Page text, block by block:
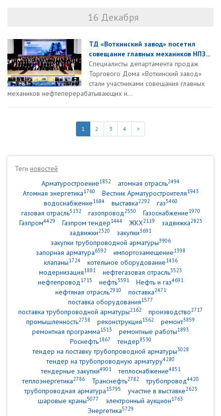
16 Декабря
ТД «Воткинский завод» посетил
совещание главных механиков НПЗ...
Специалисты департамента продаж
Торгового Дома «Воткинский завод»
стали участниками совещания главных
механиков нефтеперерабатывающих и...
1 2 3 4 >
Теги новостей
Арматуростроение1852 атомная отрасль2494
Атомная энергетика1760 Вестник Арматуростроителя1943
водоснабжение1684 выставка2292 газ5460
газовая отрасль5132 газопровод2550 Газоснабжение1970
Газпром4429 Газпром тендер1444 ЖКХ2119 задвижка2823
задвижки2320 закупки3691
закупки трубопроводной арматуры3906
запорная арматура6592 импортозамещение1398
клапаны1724 котельное оборудование1436
модернизация1881 нефтегазовая отрасль3523
нефтепровод1715 нефть3591 Нефть и газ4691
нефтяная отрасль2910 поставка2471
поставка оборудования1577
поставка трубопроводной арматуры2162 производство2717
промышленность2738 реконструкция1562 ремонт3859
ремонтная программа1513 ремонтные работы1893
Роснефть1867 тендер8530
тендер на поставку трубопроводной арматуры3028
тендер на трубопроводную арматуру4280
тендерные закупки4901 теплоснабжение4851
теплоэнергетика2786 Транснефть2782 трубопровод4420
трубопроводная арматура15795 участие в выставке2623
шаровые краны5077 электронный аукцион1763
Энергетика5729